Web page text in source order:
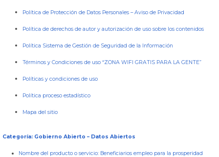
Política de Protección de Datos Personales –Aviso de Privacidad
Política de derechos de autor y autorización de uso sobre los contenidos
Política Sistema de Gestión de Seguridad de la Información
Términos y Condiciones de uso “ZONA WIFI GRATIS PARA LA GENTE”
Políticas y condiciones de uso
Política proceso estadístico
Mapa del sitio
Categoría: Gobierno Abierto – Datos Abiertos
Nombre del producto o servicio: Beneficiarios empleo para la prosperidad